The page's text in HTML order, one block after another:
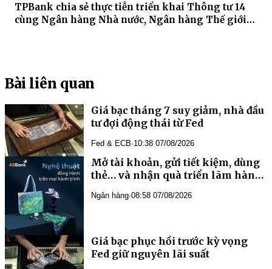
TPBank chia sẻ thực tiễn triển khai Thông tư 14
cùng Ngân hàng Nhà nước, Ngân hàng Thế giới
Bài liên quan
Giá bạc tháng 7 suy giảm, nhà đầu
tư đợi động thái từ Fed
Fed & ECB·10:38 07/08/2026
Mở tài khoản, gửi tiết kiệm, dùng
thẻ… và nhận quà triển lãm hàng
Ngân hàng·08:58 07/08/2026
Giá bạc phục hồi trước kỳ vọng
Fed giữ nguyên lãi suất